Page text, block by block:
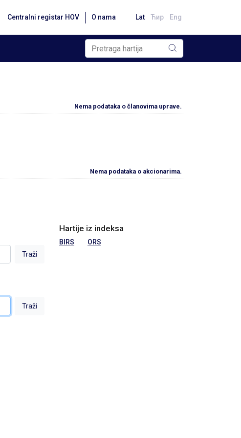
Centralni registar HOV O nama Lat Ћир Eng
Nema podataka o članovima uprave.
Nema podataka o akcionarima.
Hartije iz indeksa
BIRS ORS